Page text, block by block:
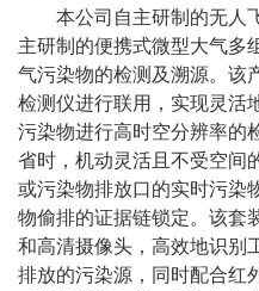
本公司自主研制的无人
主研制的便携式微型大气多
气污染物的检测及溯源。该
检测仪进行联用，实现灵活
污染物进行高时空分辨率的
省时，机动灵活且不受空间
或污染物排放口的实时污染
物偷排的证据链锁定。该套
和高清摄像头，高效地识别
排放的污染源，同时配合红